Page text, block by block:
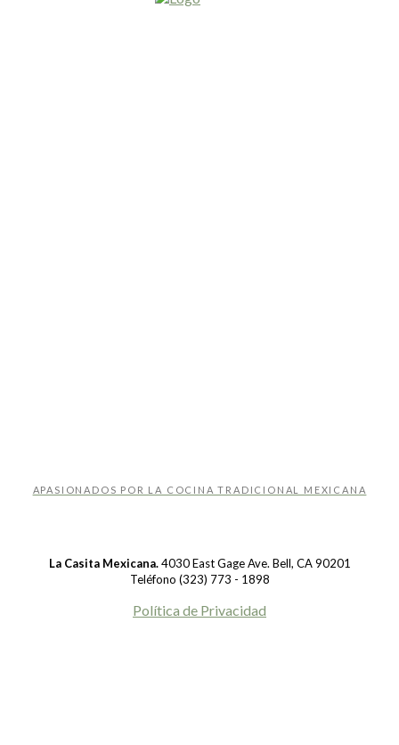
APASIONADOS POR LA COCINA TRADICIONAL MEXICANA
La Casita Mexicana.4030 East Gage Ave. Bell, CA 90201
Teléfono (323) 773 - 1898
Política de Privacidad